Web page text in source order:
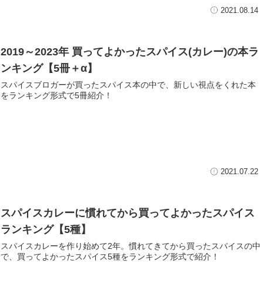
2021.08.14
2019～2023年 買ってよかったスパイス(カレー)の本ラ
ンキング【5冊＋α】
スパイスブロガーが買ったスパイス本の中で、新しい視点をくれた本
をランキング形式で5冊紹介！
2021.07.22
スパイスカレーに慣れてから買ってよかったスパイス
ランキング【5種】
スパイスカレーを作り始めて2年。慣れてきてから買ったスパイスの中
で、買ってよかったスパイス5種をランキング形式で紹介！